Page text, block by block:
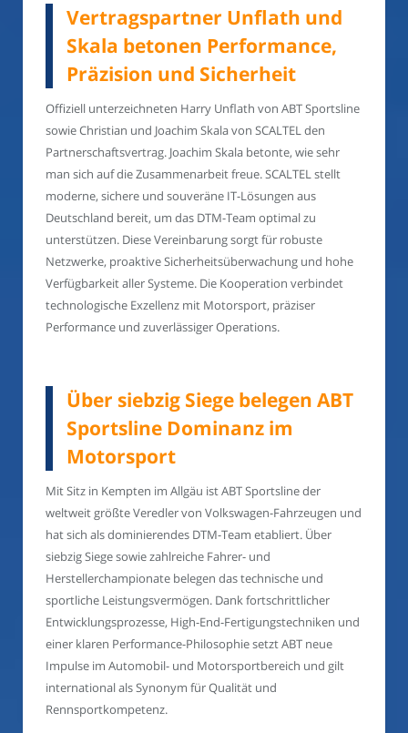
Vertragspartner Unflath und
Skala betonen Performance,
Präzision und Sicherheit
Offiziell unterzeichneten Harry Unflath von ABT Sportsline
sowie Christian und Joachim Skala von SCALTEL den
Partnerschaftsvertrag. Joachim Skala betonte, wie sehr
man sich auf die Zusammenarbeit freue. SCALTEL stellt
moderne, sichere und souveräne IT-Lösungen aus
Deutschland bereit, um das DTM-Team optimal zu
unterstützen. Diese Vereinbarung sorgt für robuste
Netzwerke, proaktive Sicherheitsüberwachung und hohe
Verfügbarkeit aller Systeme. Die Kooperation verbindet
technologische Exzellenz mit Motorsport, präziser
Performance und zuverlässiger Operations.
Über siebzig Siege belegen ABT
Sportsline Dominanz im
Motorsport
Mit Sitz in Kempten im Allgäu ist ABT Sportsline der
weltweit größte Veredler von Volkswagen-Fahrzeugen und
hat sich als dominierendes DTM-Team etabliert. Über
siebzig Siege sowie zahlreiche Fahrer- und
Herstellerchampionate belegen das technische und
sportliche Leistungsvermögen. Dank fortschrittlicher
Entwicklungsprozesse, High-End-Fertigungstechniken und
einer klaren Performance-Philosophie setzt ABT neue
Impulse im Automobil- und Motorsportbereich und gilt
international als Synonym für Qualität und
Rennsportkompetenz.